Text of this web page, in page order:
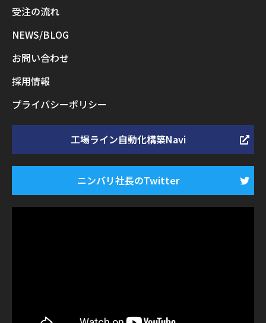
受注の流れ
NEWS/BLOG
お問い合わせ
採用情報
プライバシーポリシー
工場ライン自動化構築Navi
ニンバリ社長のTwitter